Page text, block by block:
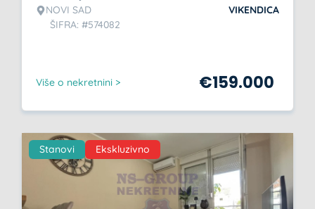
NOVI SAD
ŠIFRA: #574082
VIKENDICA
Više o nekretnini > €159.000
Stanovi Ekskluzivno